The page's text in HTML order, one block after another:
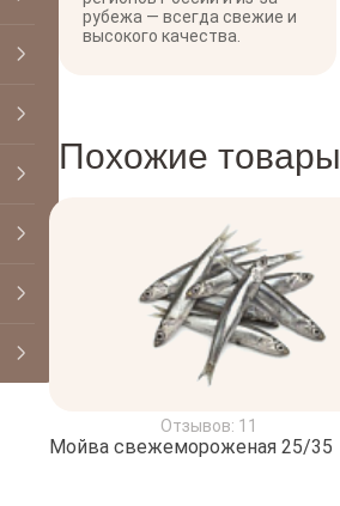
рубежа — всегда свежие и
высокого качества.
Похожие товары
Отзывов: 11
Мойва свежемороженая 25/35